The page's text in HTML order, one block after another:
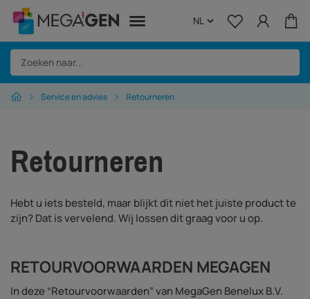
Home
Regeneration
Instruments
Equipment
Biolase
Over Megagen
Service en advies Retourneren
Retourneren
Hebt u iets besteld, maar blijkt dit niet het juiste product te
zijn? Dat is vervelend. Wij lossen dit graag voor u op.
RETOURVOORWAARDEN MEGAGEN
In deze “Retourvoorwaarden” van MegaGen Benelux B.V.